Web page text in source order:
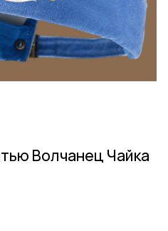
Волчанец Чайка